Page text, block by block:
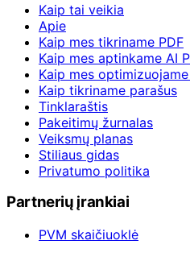
Kaip tai veikia
Apie
Kaip mes tikriname PDF
Kaip mes aptinkame AI
Kaip mes optimizuojame
Kaip tikriname parašus
Tinklaraštis
Pakeitimų žurnalas
Veiksmų planas
Stiliaus gidas
Privatumo politika
Partnerių įrankiai
PVM skaičiuoklė